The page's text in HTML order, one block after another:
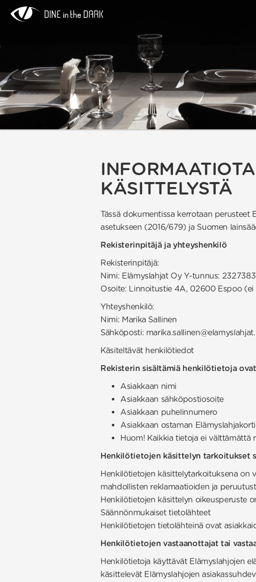
KÄSITTELYSTÄ
Tässä dokumentissa kerrotaan perusteet
asetukseen (2016/679) ja Suomen
Rekisterinpitäjä ja yhteyshenkilö
Rekisterinpitäjä:
Nimi: Elämyslahjat Oy Y-tunnus:
Osoite: Linnoitustie 4A, 02600 Espoo (ei
Yhteyshenkilö:
Nimi: Marika Sallinen
Sähköposti:
Käsiteltävät henkilötiedot
Rekisterin sisältämiä henkilötietoja
Asiakkaan nimi
Asiakkaan sähköpostiosoite
Asiakkaan puhelinnumero
Asiakkaan ostaman
Huom! Kaikkia tietoja ei välttämättä
Henkilötietojen käsittelyn tarkoitukset
Henkilötietojen käsittelytarkoituksena on
mahdollisten reklamaatioiden ja
Henkilötietojen käsittelyn oikeusperuste
Säännönmukaiset tietolähteet
Henkilötietojen tietolähteinä ovat
Henkilötietojen vastaanottajat tai
Henkilötietoja käyttävät Elämyslahjojen
käsittelevät Elämyslahjojen